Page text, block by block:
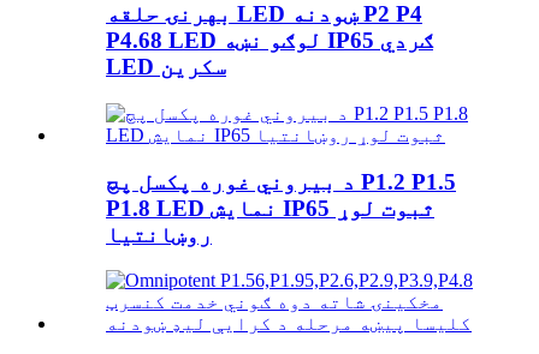
بهرنۍ حلقه LED ښودنه P2 P4
P4.68 LED لوګو نښه IP65 ګردي
LED سکرین
د بیروني غوره پکسل پچ P1.2 P1.5
P1.8 LED نمایش IP65 ثبوت لوړ
روښانتیا